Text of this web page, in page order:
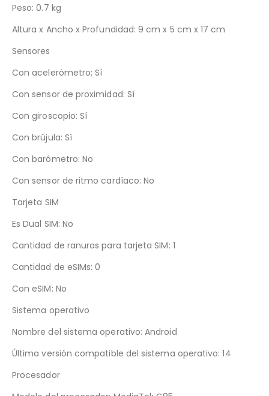
Peso: 0.7 kg
Altura x Ancho x Profundidad: 9 cm x 5 cm x 17 cm
Sensores
Con acelerómetro; Sí
Con sensor de proximidad: Sí
Con giroscopio: Sí
Con brújula: Sí
Con barómetro: No
Con sensor de ritmo cardíaco: No
Tarjeta SIM
Es Dual SIM: No
Cantidad de ranuras para tarjeta SIM: 1
Cantidad de eSIMs: 0
Con eSIM: No
Sistema operativo
Nombre del sistema operativo: Android
Última versión compatible del sistema operativo: 14
Procesador